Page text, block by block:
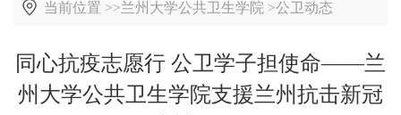
当前位置 >>兰州大学公共卫生学院 >公卫动态
同心抗疫志愿行 公卫学子担使命——兰
州大学公共卫生学院支援兰州抗击新冠